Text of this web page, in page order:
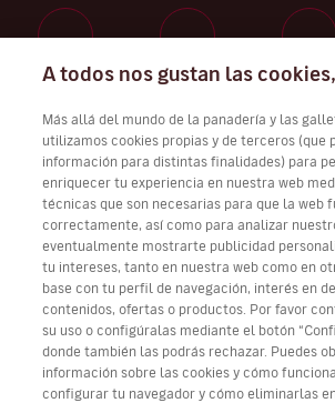
Descarga Volotea App para iOS y Android
A todos nos gustan las
Más allá del mundo de la panadería y las
utilizamos cookies propias y de terceros (que
información para distintas finalidades) para
enriquecer tu experiencia en nuestra web
técnicas que son necesarias para que la web
correctamente, así como para analizar
eventualmente mostrarte publicidad
tu intereses, tanto en nuestra web como en
base con tu perfil de navegación, interés en
contenidos, ofertas o productos. Por favor
su uso o configúralas mediante el botón
donde también las podrás rechazar. Puedes
información sobre las cookies y cómo
configurar tu navegador y cómo eliminarlas